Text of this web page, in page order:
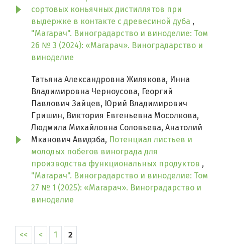
сортовых коньячных дистиллятов при
выдержке в контакте с древесиной дуба ,
"Магарач". Виноградарство и виноделие: Том
26 № 3 (2024): «Магарач». Виноградарство и
виноделие
Татьяна Александровна Жилякова, Инна
Владимировна Черноусова, Георгий
Павлович Зайцев, Юрий Владимирович
Гришин, Виктория Евгеньевна Мосолкова,
Людмила Михайловна Соловьева, Анатолий
Мканович Авидзба, Потенциал листьев и
молодых побегов винограда для
производства функциональных продуктов ,
"Магарач". Виноградарство и виноделие: Том
27 № 1 (2025): «Магарач». Виноградарство и
виноделие
<< < 1 2